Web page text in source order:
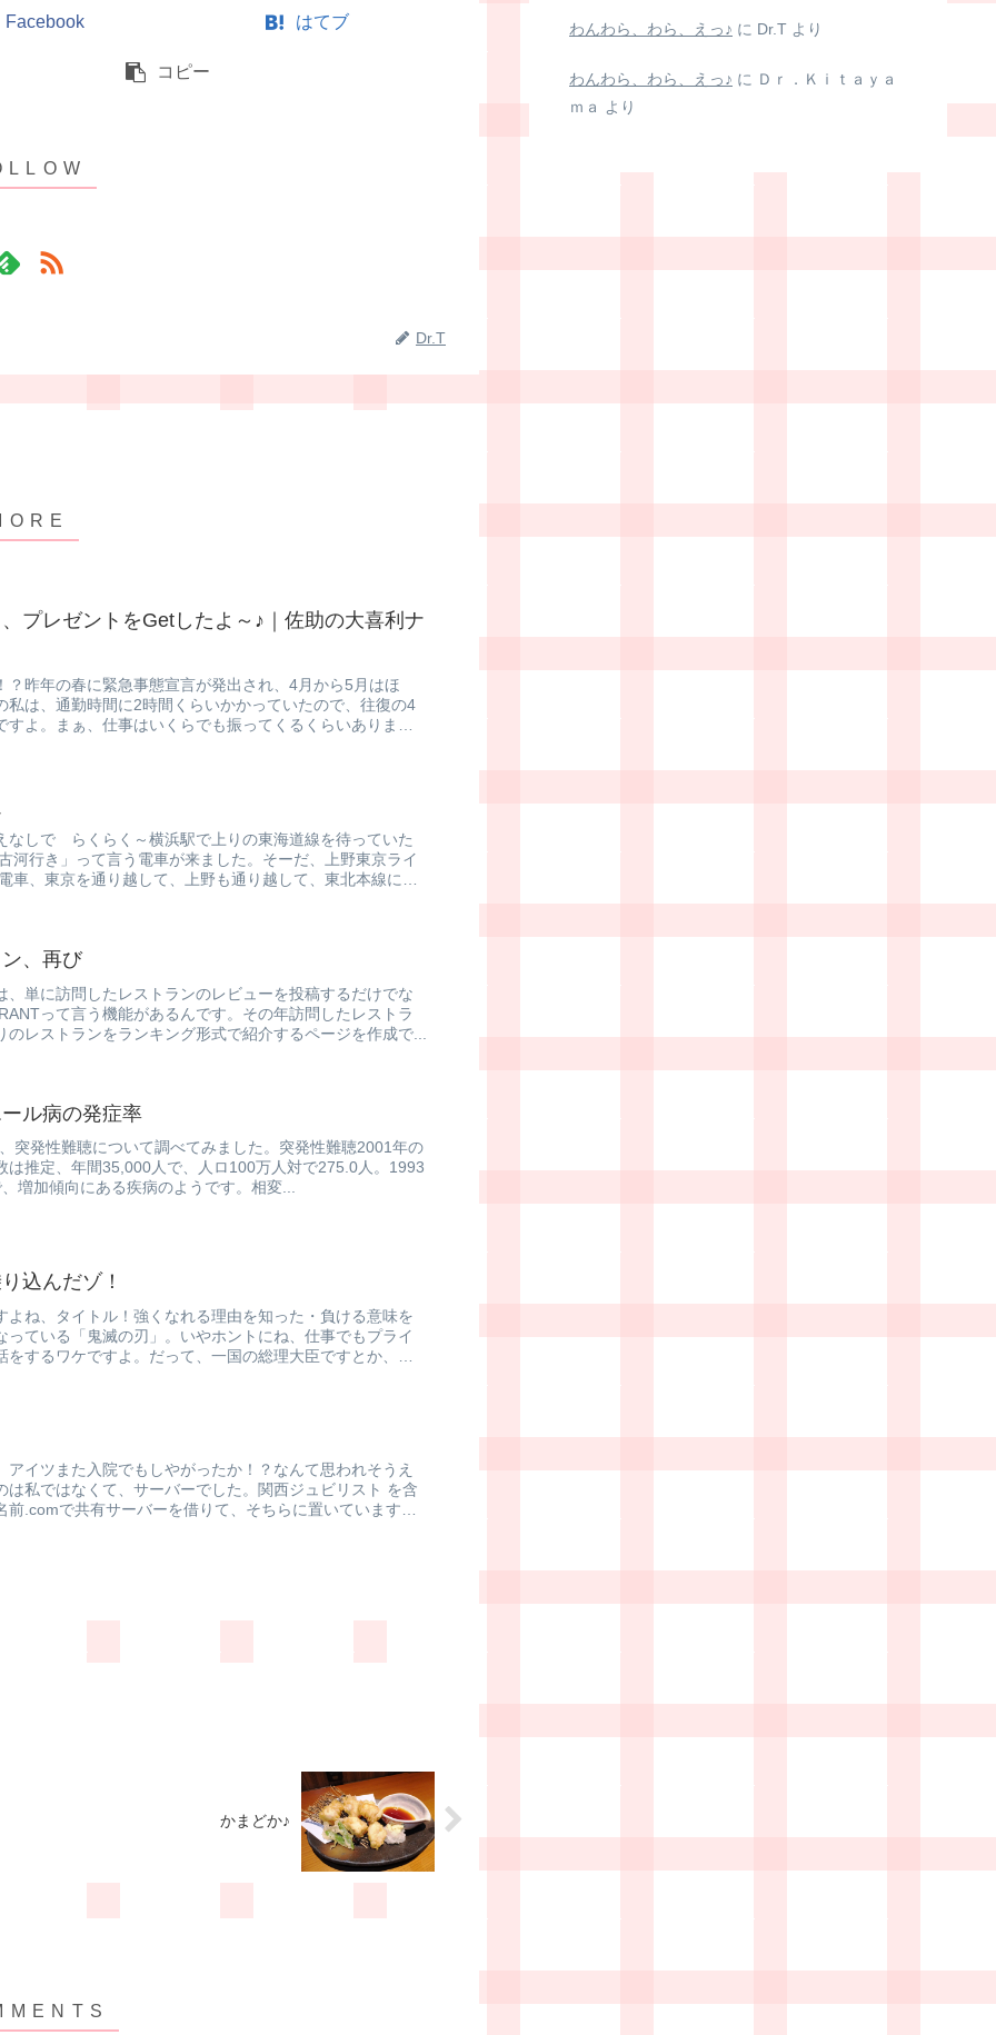
Facebook はてブ
コピー
Dr.T
プレゼントをGetしたよ～♪｜佐助の大喜利ナ
？昨年の春に緊急事態宣言が発出され、4月から5月はほ
私は、通勤時間に2時間くらいかかっていたので、往復の4
すよ。まぁ、仕事はいくらでも振ってくるくらいありまし
しで らくらく～横浜駅で上りの東海道線を待っていた
河行き」って言う電車が来ました。そーだ、上野東京ライ
車、東京を通り越して、上野も通り越して、東北本線に入
、再び
、単に訪問したレストランのレビューを投稿するだけでな
って言う機能があるんです。その年訪問したレストラ
レストランをランキング形式で紹介するページを作成で...
ル病の発症率
突発性難聴について調べてみました。突発性難聴2001年の
は推定、年間35,000人で、人ロ100万人対で275.0人。1993
増加傾向にある疾病のようです。相変...
込んだゾ！
よね、タイトル！強くなれる理由を知った・負ける意味を
っている「鬼滅の刃」。いやホントにね、仕事でもプライ
するワケですよ。だって、一国の総理大臣ですとか、宇
イツまた入院でもしやがったか！？なんて思われそうえ
は私ではなくて、サーバーでした。関西ジュビリスト を含
前.comで共有サーバーを借りて、そちらに置いています。
かまどか♪
わんわら、わら、えっ♪ に Dr.T より
わんわら、わら、えっ♪ に Ｄｒ．Ｋｉｔａｙａ
ｍａ
より